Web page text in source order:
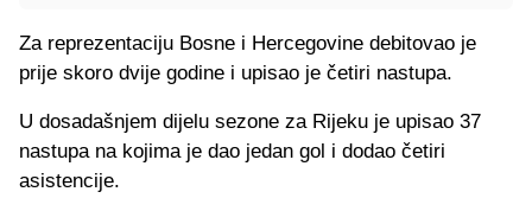
Za reprezentaciju Bosne i Hercegovine debitovao je
prije skoro dvije godine i upisao je četiri nastupa.
U dosadašnjem dijelu sezone za Rijeku je upisao 37
nastupa na kojima je dao jedan gol i dodao četiri
asistencije.